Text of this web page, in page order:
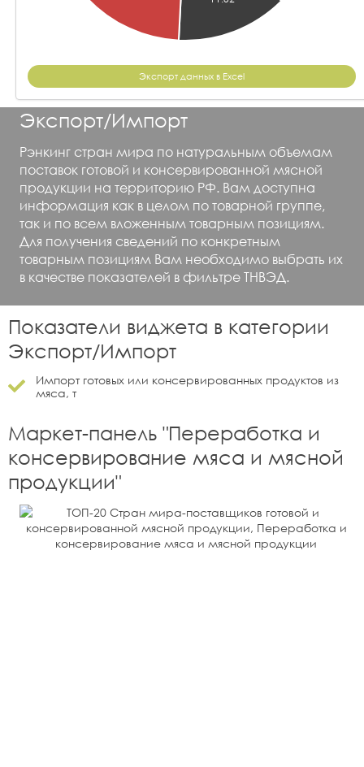
Экспорт данных в Excel
Экспорт/Импорт
Рэнкинг стран мира по натуральным объемам
поставок готовой и консервированной мясной
продукции на территорию РФ. Вам доступна
информация как в целом по товарной группе,
так и по всем вложенным товарным позициям.
Для получения сведений по конкретным
товарным позициям Вам необходимо выбрать их
в качестве показателей в фильтре ТНВЭД.
Показатели виджета в категории
Экспорт/Импорт
Импорт готовых или консервированных продуктов из
мяса, т
Маркет-панель "Переработка и
консервирование мяса и мясной
продукции"